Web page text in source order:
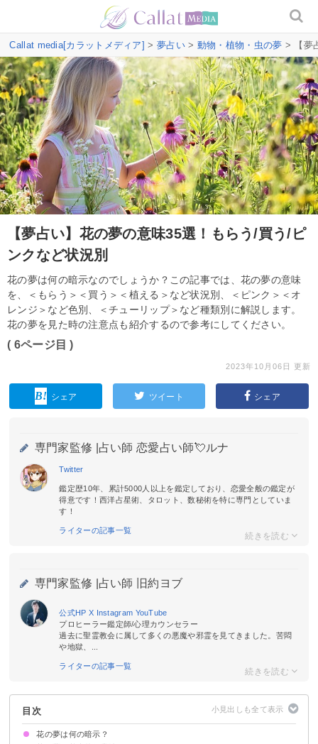
Callat media[カラットメディア] > 夢占い> 動物・植物・虫の夢 > 【夢
【夢占い】花の夢の意味35選！もらう/買う/ピ
ンクなど状況別
花の夢は何の暗示なのでしょうか？この記事では、花の夢の意味
を、＜もらう＞＜買う＞＜植える＞など状況別、＜ピンク＞＜オ
レンジ＞など色別、＜チューリップ＞など種類別に解説します。
花の夢を見た時の注意点も紹介するので参考にしてください。
( 6ページ目 )
2023年10月06日 更新
シェア ツイート シェア
専門家監修 | 占い師 恋愛占い師💘ルナ
Twitter
鑑定歴10年、累計5000人以上を鑑定しており、恋愛全般の鑑定が
得意です！西洋占星術、タロット、数秘術を特に専門としていま
す！
ライターの記事一覧
専門家監修 | 占い師 旧約ヨブ
公式HP X Instagram YouTube
プロヒーラー鑑定師/心理カウンセラー
過去に聖霊教会に属して多くの悪魔や邪霊を見てきました。苦悶
や地獄、...
ライターの記事一覧
目次
花の夢は何の暗示？